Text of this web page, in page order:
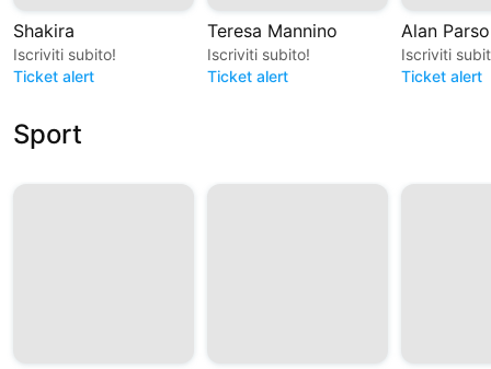
Shakira
Iscriviti subito!
Ticket alert
Teresa Mannino
Iscriviti subito!
Ticket alert
Alan
Iscriviti
Ticket alert
Sport